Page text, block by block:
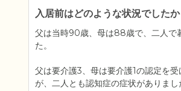
入居前はどのような状況でしたか
父は当時90歳、母は88歳で、二人で
た。
父は要介護3、母は要介護1の認定を受
が、二人とも認知症の症状がありまし